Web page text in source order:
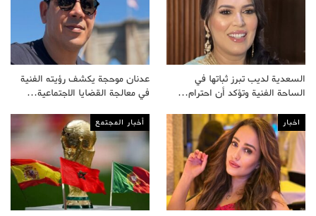
السعدية لديب تبرز ثباتها في
الساحة الفنية وتؤكد أن احترام…
عدنان موحجة يكشف رؤيته الفنية
في معالجة القضايا الاجتماعية…
اخبار أخبار المجتمع